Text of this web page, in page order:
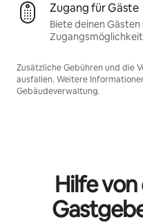
Zugang für Gäste
Biete deinen
Zusätzliche Gebühren und die
ausfallen. Weitere
Gebäudeverwaltung.
Hilfe